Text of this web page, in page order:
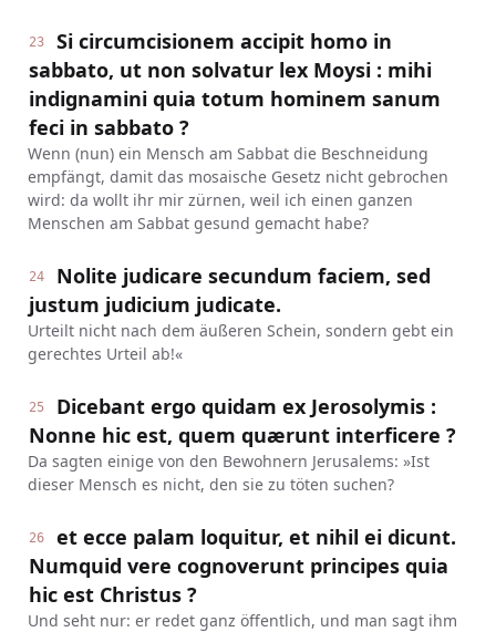
23
Si circumcisionem accipit homo in
sabbato, ut non solvatur lex Moysi : mihi
indignamini quia totum hominem sanum
feci in sabbato ?
Wenn (nun) ein Mensch am Sabbat die Beschneidung
empfängt, damit das mosaische Gesetz nicht gebrochen
wird: da wollt ihr mir zürnen, weil ich einen ganzen
Menschen am Sabbat gesund gemacht habe?
24
Nolite judicare secundum faciem, sed
justum judicium judicate.
Urteilt nicht nach dem äußeren Schein, sondern gebt ein
gerechtes Urteil ab!«
25
Dicebant ergo quidam ex Jerosolymis :
Nonne hic est, quem quærunt interficere ?
Da sagten einige von den Bewohnern Jerusalems: »Ist
dieser Mensch es nicht, den sie zu töten suchen?
26
et ecce palam loquitur, et nihil ei dicunt.
Numquid vere cognoverunt principes quia
hic est Christus ?
Und seht nur: er redet ganz öffentlich, und man sagt ihm